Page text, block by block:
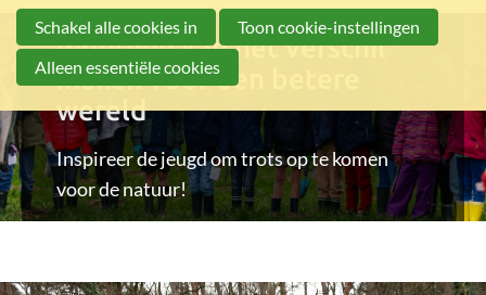
Iedereen kan het verschil
maken voor een betere
wereld
Inspireer de jeugd om trots op te komen
voor de natuur!
Schakel alle cookies in
Toon cookie-instellingen
Alleen essentiële cookies